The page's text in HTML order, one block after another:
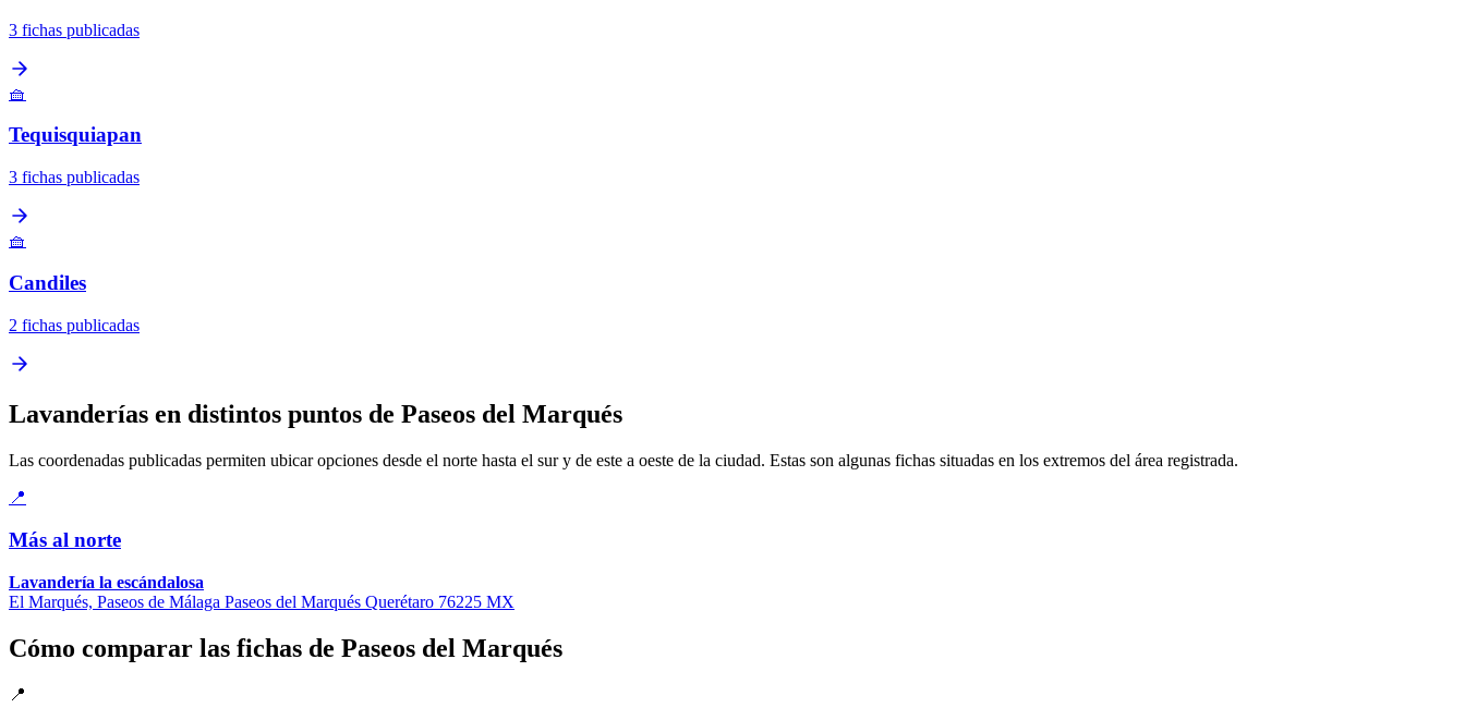
3 fichas publicadas
🧺
Tequisquiapan
3 fichas publicadas
🧺
Candiles
2 fichas publicadas
Lavanderías en distintos puntos de Paseos del Marqués
Las coordenadas publicadas permiten ubicar opciones desde el norte hasta el sur y de este a oeste de la ciudad. Estas son algunas fichas situadas en los extremos del área registrada.
📍
Más al norte
Lavandería la escándalosa
El Marqués, Paseos de Málaga Paseos del Marqués Querétaro 76225 MX
Cómo comparar las fichas de Paseos del Marqués
📍